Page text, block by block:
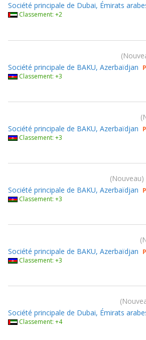
Société principale de Dubai, Émirats
Classement: +2
Société principale de BAKU, Azerbaïdjan
Classement: +3
Société principale de BAKU, Azerbaïdjan
Classement: +3
Nouveau
Société principale de BAKU, Azerbaïdjan
Classement: +3
Société principale de BAKU, Azerbaïdjan
Classement: +3
Société principale de Dubai, Émirats
Classement: +4